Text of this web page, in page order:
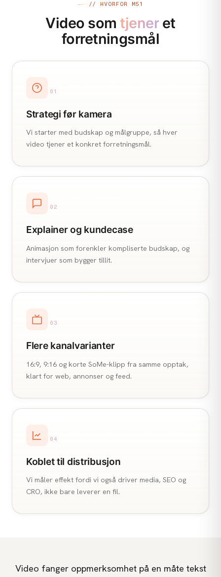
// HVORFOR M51
Video somtjener et
forretningsmål
01
Strategi før kamera
Vi starter med budskap og målgruppe, så hver
video tjener et konkret forretningsmål.
02
Explainer og kundecase
Animasjon som forenkler kompliserte budskap, og
intervjuer som bygger tillit.
03
Flere kanalvarianter
16:9, 9:16 og korte SoMe-klipp fra samme opptak,
klart for web, annonser og feed.
04
Koblet til distribusjon
Vi måler effekt fordi vi også driver media, SEO og
CRO, ikke bare leverer en fil.
Video fanger oppmerksomhet på en måte tekst